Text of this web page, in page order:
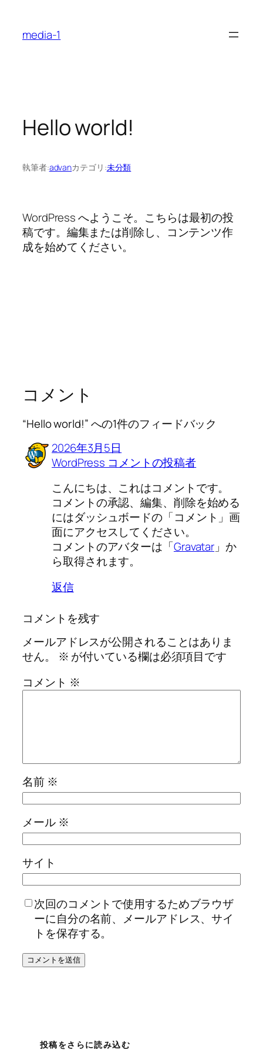
media-1
Hello world!
執筆者:advanカテゴリ:未分類
WordPress へようこそ。こちらは最初の投
稿です。編集または削除し、コンテンツ作
成を始めてください。
コメント
“Hello world!” への1件のフィードバック
2026年3月5日
WordPress コメントの投稿者
こんにちは、これはコメントです。
コメントの承認、編集、削除を始める
にはダッシュボードの「コメント」画
面にアクセスしてください。
コメントのアバターは「Gravatar 」か
ら取得されます。
返信
コメントを残す
メールアドレスが公開されることはありま
せん。
※ が付いている欄は必須項目です
コメント ※
名前 ※
メール ※
サイト
次回のコメントで使用するためブラウザ
ーに自分の名前、メールアドレス、サイ
トを保存する。
投稿をさらに読み込む